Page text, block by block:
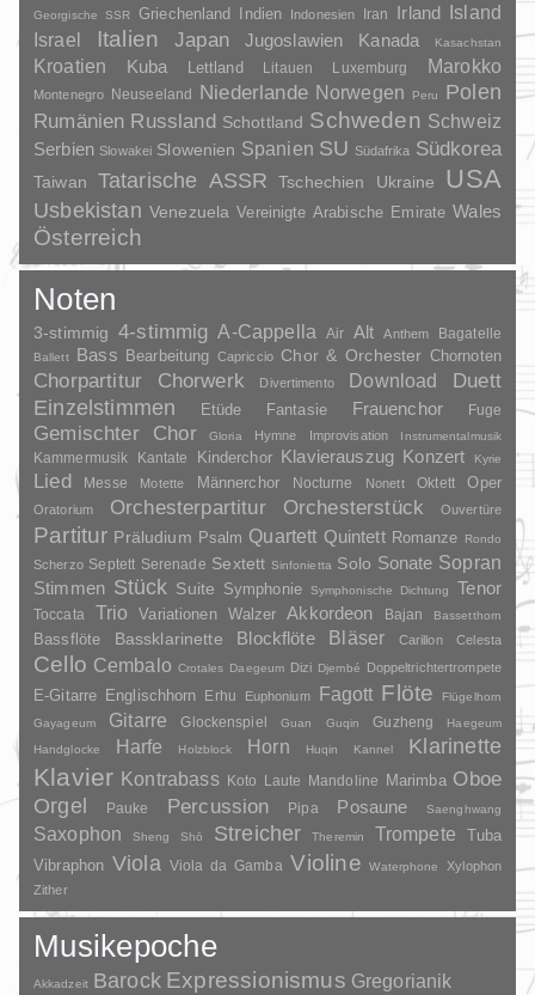
Georgische SSR
Griechenland Indien Indonesien Iran Irland
Island
Israel
Italien Japan Jugoslawien Kanada Kasachstan
Kroatien Kuba Lettland Litauen Luxemburg Marokko
Montenegro Neuseeland Niederlande Norwegen Peru
Polen
Rumänien Russland Schottland Schweden Schweiz
Serbien Slowakei Slowenien Spanien SU Südafrika Südkorea
Taiwan Tatarische ASSR Tschechien Ukraine USA
Usbekistan Venezuela Vereinigte Arabische Emirate Wales
Österreich
Noten
3-stimmig 4-stimmig A-Cappella Air Alt Anthem Bagatelle
Ballett Bass Bearbeitung Capriccio Chor & Orchester Chornoten
Chorpartitur Chorwerk Divertimento Download
Duett
Einzelstimmen
Etüde Fantasie Frauenchor Fuge
Gemischter Chor Gloria Hymne Improvisation Instrumentalmusik
Kammermusik Kantate Kinderchor Klavierauszug Konzert Kyrie
Lied Messe Motette Männerchor Nocturne Nonett Oktett Oper
Oratorium Orchesterpartitur Orchesterstück Ouvertüre
Partitur Präludium Psalm Quartett Quintett Romanze Rondo
Scherzo Septett Serenade Sextett Sinfonietta Solo Sonate Sopran
Stimmen Stück Suite Symphonie Symphonische Dichtung Tenor
Toccata Trio Variationen Walzer Akkordeon Bajan Bassetthorn
Bassflöte Bassklarinette Blockflöte Bläser Carillon Celesta
Cello Cembalo Crotales Daegeum Dizi Djembé Doppeltrichtertrompete
E-Gitarre Englischhorn Erhu Euphonium Fagott Flöte
Flügelhorn
Gayageum
Gitarre Glockenspiel Guan Guqin Guzheng
Haegeum
Handglocke
Harfe Holzblock Horn Huqin Kannel Klarinette
Klavier Kontrabass Koto Laute Mandoline Marimba Oboe
Orgel Pauke Percussion Pipa Posaune Saenghwang
Saxophon Sheng Shō Streicher Theremin Trompete
Tuba
Vibraphon Viola Viola da Gamba Violine Waterphone
Xylophon
Zither
Musikepoche
Akkadzeit Barock Expressionismus Gregorianik